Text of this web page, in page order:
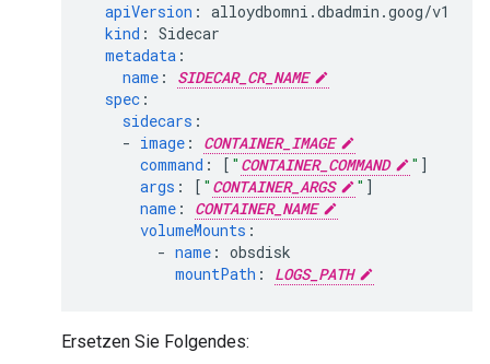
apiVersion : alloydbomni.dbadmin.goog/v1
kind : Sidecar
metadata :
name :
SIDECAR_CR_NAME
spec :
sidecars :
- image :
CONTAINER_IMAGE
command : [ " CONTAINER_COMMAND " ]
args : [ " CONTAINER_ARGS " ]
name :
CONTAINER_NAME
volumeMounts :
- name : obsdisk
mountPath : LOGS_PATH
Ersetzen Sie Folgendes: